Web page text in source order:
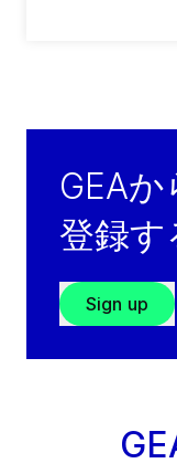
GEA
登録す
Sign up